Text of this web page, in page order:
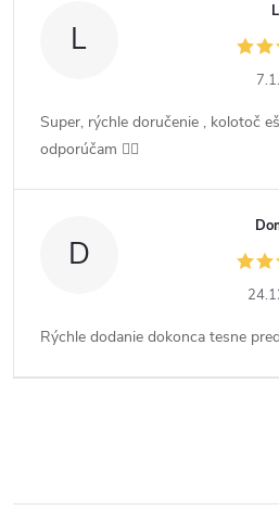
L
Super, rýchle doručenie , kolotoč
odporúčam 👍🏻
D
Rýchle dodanie dokonca tesne